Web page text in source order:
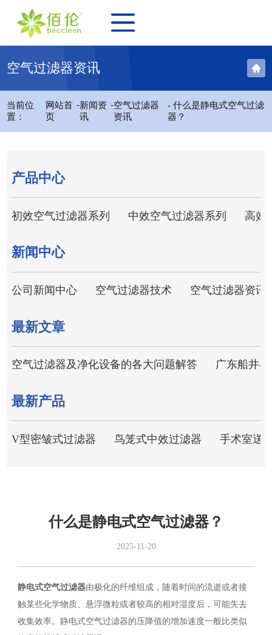
空气过滤器资讯
当前位
置：
网站首
页
-新闻资
讯
-空气过滤器
资讯
- 什么是静电式空气过滤
器？
产品中心
初效空气过滤器系列 中效空气过滤器系列 高效
新闻中心
公司新闻中心 空气过滤器技术 空气过滤器资讯
最新文章
空气过滤器及净化设备的各大问题解答 广东船井
最新产品
V型密皱式过滤器 鸟笼式中效过滤器 手术室送
什么是静电式空气过滤器？
2025-11-20
静电式空气过滤器由极化的纤维组成，随着时间的流逝或者接
触某些化学物质、悬浮微粒或者较高的相对湿度后，可能失去
收集效率。静电式空气过滤器的压降值的增加速度一般比类似